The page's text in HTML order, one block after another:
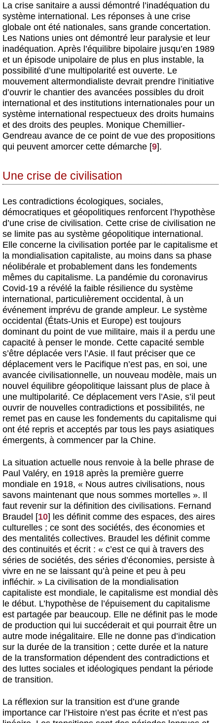
La crise sanitaire a aussi démontré l’inadéquation du
système international. Les réponses à une crise
globale ont été nationales, sans grande concertation.
Les Nations unies ont démontré leur paralysie et leur
inadéquation. Après l’équilibre bipolaire jusqu’en 1989
et un épisode unipolaire de plus en plus instable, la
possibilité d’une multipolarité est ouverte. Le
mouvement altermondialiste devrait prendre l’initiative
d’ouvrir le chantier des avancées possibles du droit
international et des institutions internationales pour un
système international respectueux des droits humains
et des droits des peuples. Monique Chemillier-
Gendreau avance de ce point de vue des propositions
qui peuvent amorcer cette démarche [9].
Une crise de civilisation
Les contradictions écologiques, sociales,
démocratiques et géopolitiques renforcent l’hypothèse
d’une crise de civilisation. Cette crise de civilisation ne
se limite pas au système géopolitique international.
Elle concerne la civilisation portée par le capitalisme et
la mondialisation capitaliste, au moins dans sa phase
néolibérale et probablement dans les fondements
mêmes du capitalisme. La pandémie du coronavirus
Covid-19 a révélé la faible résilience du système
international, particulièrement occidental, à un
événement imprévu de grande ampleur. Le système
occidental (États-Unis et Europe) est toujours
dominant du point de vue militaire, mais il a perdu une
capacité à penser le monde. Cette capacité semble
s’être déplacée vers l’Asie. Il faut préciser que ce
déplacement vers le Pacifique n’est pas, en soi, une
avancée civilisationnelle, un nouveau modèle, mais un
nouvel équilibre géopolitique laissant plus de place à
une multipolarité. Ce déplacement vers l’Asie, s’il peut
ouvrir de nouvelles contradictions et possibilités, ne
remet pas en cause les fondements du capitalisme qui
ont été repris et acceptés par tous les pays asiatiques
émergents, à commencer par la Chine.
La situation actuelle nous renvoie à la belle phrase de
Paul Valéry, en 1918 après la première guerre
mondiale en 1918, « Nous autres civilisations, nous
savons maintenant que nous sommes mortelles ». Il
faut revenir sur la définition des civilisations. Fernand
Braudel [10] les définit comme des espaces, des aires
culturelles ; ce sont des sociétés, des économies et
des mentalités collectives. Braudel les définit comme
des continuités et écrit : « c’est ce qui à travers des
séries de sociétés, des séries d’économies, persiste à
vivre en ne se laissant qu’à peine et peu à peu
infléchir. » La civilisation de la mondialisation
capitaliste est mondiale, le capitalisme est mondial dès
le début. L’hypothèse de l’épuisement du capitalisme
est partagée par beaucoup. Elle ne définit pas le mode
de production qui lui succéderait et qui pourrait être un
autre mode inégalitaire. Elle ne donne pas d’indication
sur la durée de la transition ; cette durée et la nature
de la transformation dépendent des contradictions et
des luttes sociales et idéologiques pendant la période
de transition.
La réflexion sur la transition est d’une grande
importance car l’Histoire n’est pas écrite et n’est pas